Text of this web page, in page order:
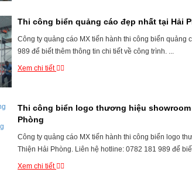
Thi công biển quảng cáo đẹp nhất tại Hải
Công ty quảng cáo MX tiến hành thi công biển quảng
989 để biết thêm thông tin chi tiết về công trình. ...
Xem chi tiết
Thi công biển logo thương hiệu
Phòng
Công ty quảng cáo MX tiến hành thi công biển logo
Thiện Hải Phòng. Liên hệ hotline: 0782 181 989 để
Xem chi tiết